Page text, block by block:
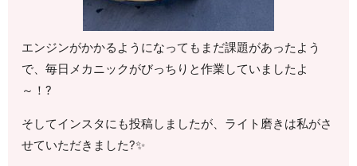
エンジンがかかるようになってもまだ課題があったよう
で、毎日メカニックがびっちりと作業していましたよ
～！?
そしてインスタにも投稿しましたが、ライト磨きは私がさ
せていただきました?✨